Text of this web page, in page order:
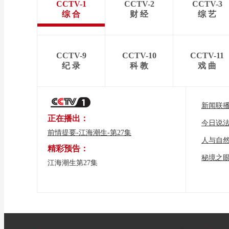
CCTV-1
综 合
CCTV-2
财 经
CCTV-3
综 艺
CCTV-9
纪 录
CCTV-10
科 教
CCTV-11
戏 曲
正在播出：
前情提要-江海潮生-第27集
精彩预告：
江海潮生第27集
新闻联
今日说
人与自
秘境之